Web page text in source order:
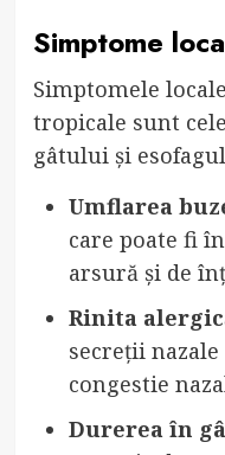
Simptome
Simptomele
tropicale sunt
gâtului și
Umflarea
care poate fi
arsură și de
Rinita
secreții
congestie
Durerea în